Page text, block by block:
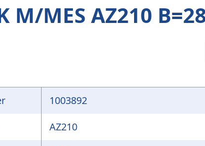
M/MES AZ210
1003892
AZ210